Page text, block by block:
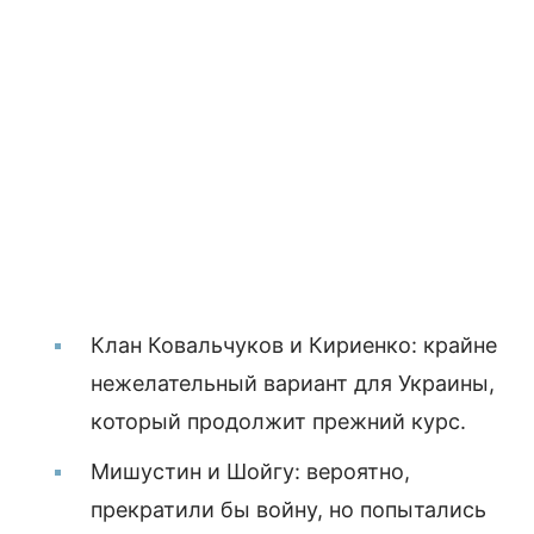
Клан Ковальчуков и Кириенко: крайне
нежелательный вариант для Украины,
который продолжит прежний курс.
Мишустин и Шойгу: вероятно,
прекратили бы войну, но попытались